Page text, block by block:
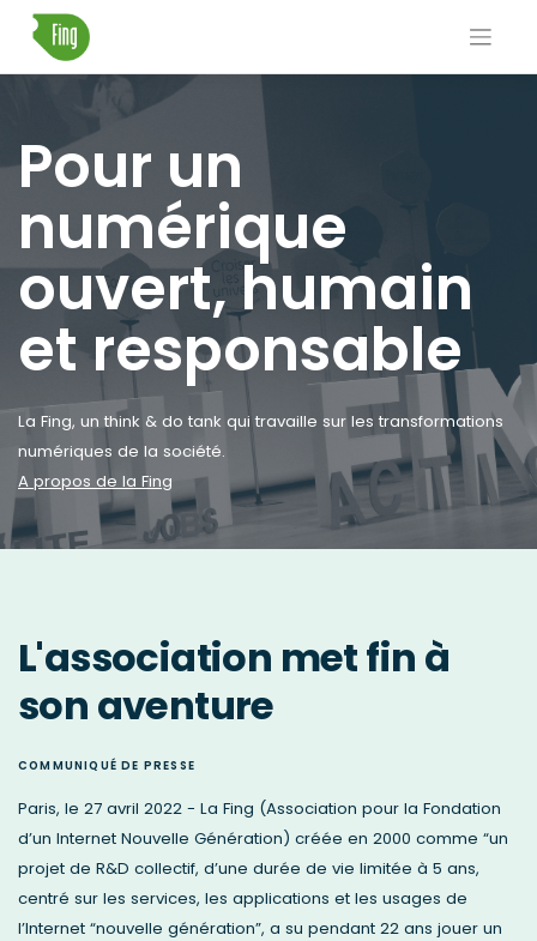
content
Pour un
numérique
ouvert, humain
et responsable
La Fing, un think & do tank qui travaille sur les transformations
numériques de la société.
A propos de la Fing
L'association met fin à
son aventure
COMMUNIQUÉ DE PRESSE
Paris, le 27 avril 2022 - La Fing (Association pour la Fondation
d’un Internet Nouvelle Génération) créée en 2000 comme “un
projet de R&D collectif, d’une durée de vie limitée à 5 ans,
centré sur les services, les applications et les usages de
l’Internet “nouvelle génération”, a su pendant 22 ans jouer un